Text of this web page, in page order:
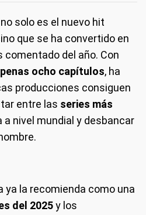
no solo es el nuevo hit
que se ha convertido en
del año. Con
ocho capítulos, ha
producciones consiguen
entre las series más
a nivel mundial y desbancar
ya la recomienda como una
del 2025y los